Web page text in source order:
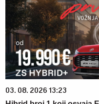
03. 08. 2026 13:23